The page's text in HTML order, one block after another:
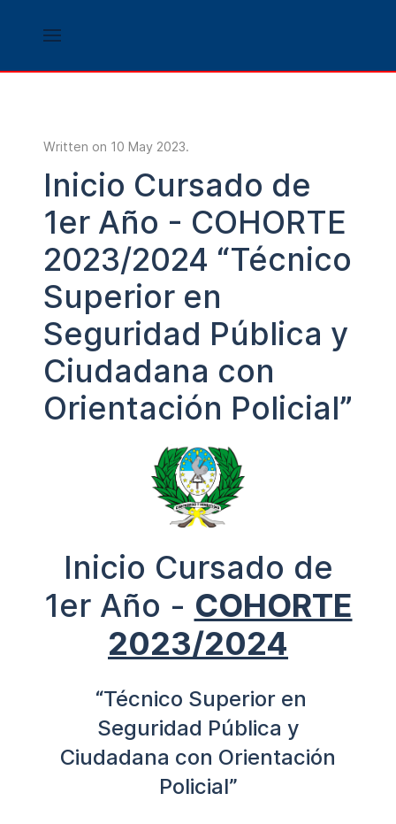
Written on 10 May 2023.
Inicio Cursado de
1er Año - COHORTE
2023/2024 “Técnico
Superior en
Seguridad Pública y
Ciudadana con
Orientación Policial”
Inicio Cursado de
1er Año - COHORTE
2023/2024
“Técnico Superior en
Seguridad Pública y
Ciudadana con Orientación
Policial”